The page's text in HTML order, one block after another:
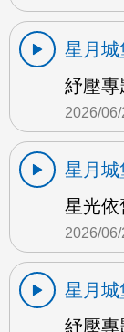
星月城
紓壓專
2026/06/
星月城
星光依
2026/
星月城
紓壓專